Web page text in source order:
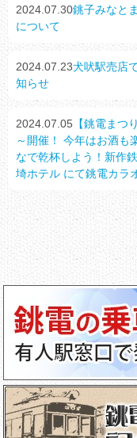
2024.07.30銚子みなと
について
2024.07.23犬吠駅売店
知らせ
2024.07.05 【銚電まつ
～開催！ 今年はお酒も
なで乾杯しよう！新作
埼ホテル にて銚電カラ